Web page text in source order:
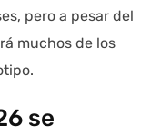
pero a pesar del
muchos de los
se